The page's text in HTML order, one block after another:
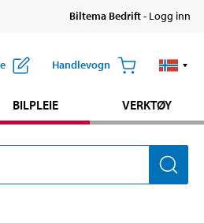
Biltema Bedrift- Logg inn
Handlevogn
BILPLEIE VERKTØY